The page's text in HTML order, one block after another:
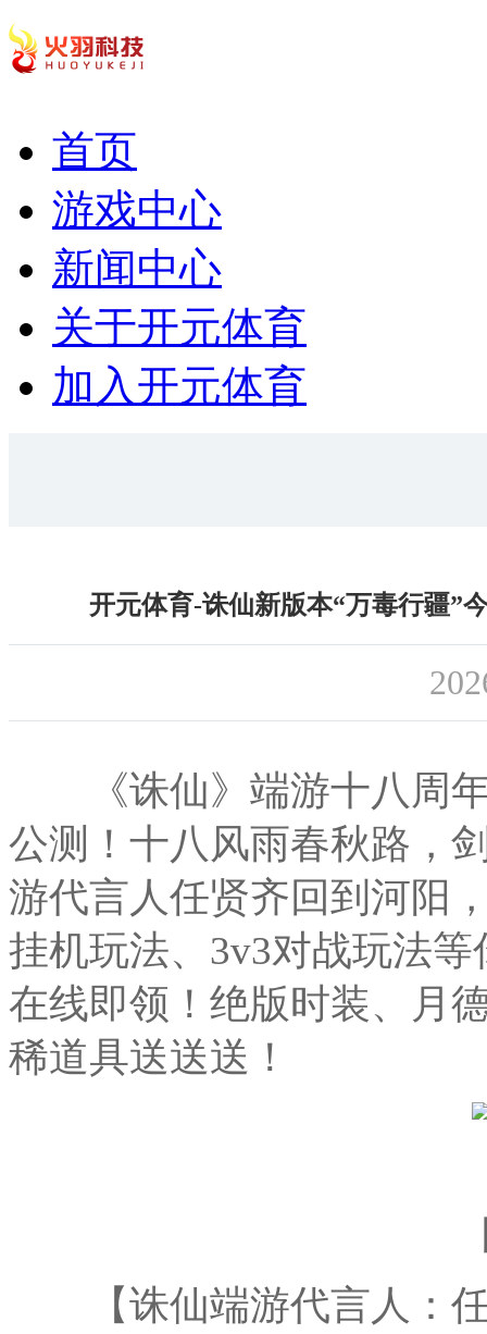
首页
游戏中心
新闻中心
关于开元体育
加入开元体育
开元体育-诛仙新版本“万毒行疆”
《诛仙》端游十八周年
公测！十八风雨春秋路，
游代言人任贤齐回到河阳
挂机玩法、3v3对战玩法
在线即领！绝版时装、月
稀道具送送送！
【诛仙端游代言人：